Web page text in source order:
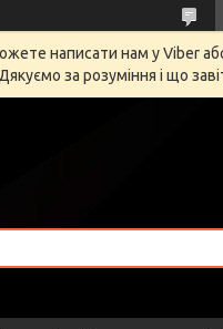
написати нам у Viber
за розуміння і що